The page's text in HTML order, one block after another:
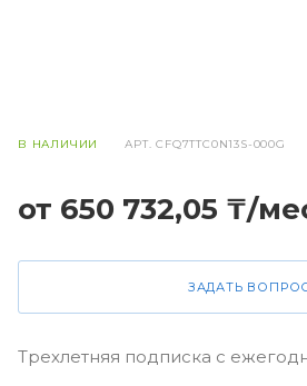
В НАЛИЧИИ АРТ.CFQ7TTC0N13S-000G
от 650 732,05 ₸/
ЗАДАТЬ
Трехлетняя подписка с